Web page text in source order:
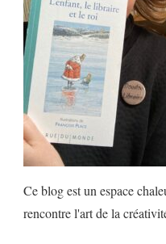
Ce blog est un espace
rencontre l'art de la